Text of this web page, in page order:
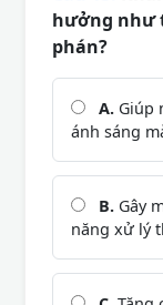
hưởng như
phán?
A. Giúp
ánh sáng
B. Gây
năng xử lý